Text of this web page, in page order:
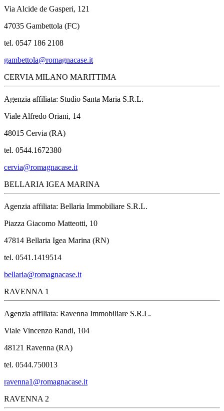
Via Alcide de Gasperi, 121
47035 Gambettola (FC)
tel. 0547 186 2108
gambettola@romagnacase.it
CERVIA MILANO MARITTIMA
Agenzia affiliata: Studio Santa Maria S.R.L.
Viale Alfredo Oriani, 14
48015 Cervia (RA)
tel. 0544.1672380
cervia@romagnacase.it
BELLARIA IGEA MARINA
Agenzia affiliata: Bellaria Immobiliare S.R.L.
Piazza Giacomo Matteotti, 10
47814 Bellaria Igea Marina (RN)
tel. 0541.1419514
bellaria@romagnacase.it
RAVENNA 1
Agenzia affiliata: Ravenna Immobiliare S.R.L.
Viale Vincenzo Randi, 104
48121 Ravenna (RA)
tel. 0544.750013
ravenna1@romagnacase.it
RAVENNA 2